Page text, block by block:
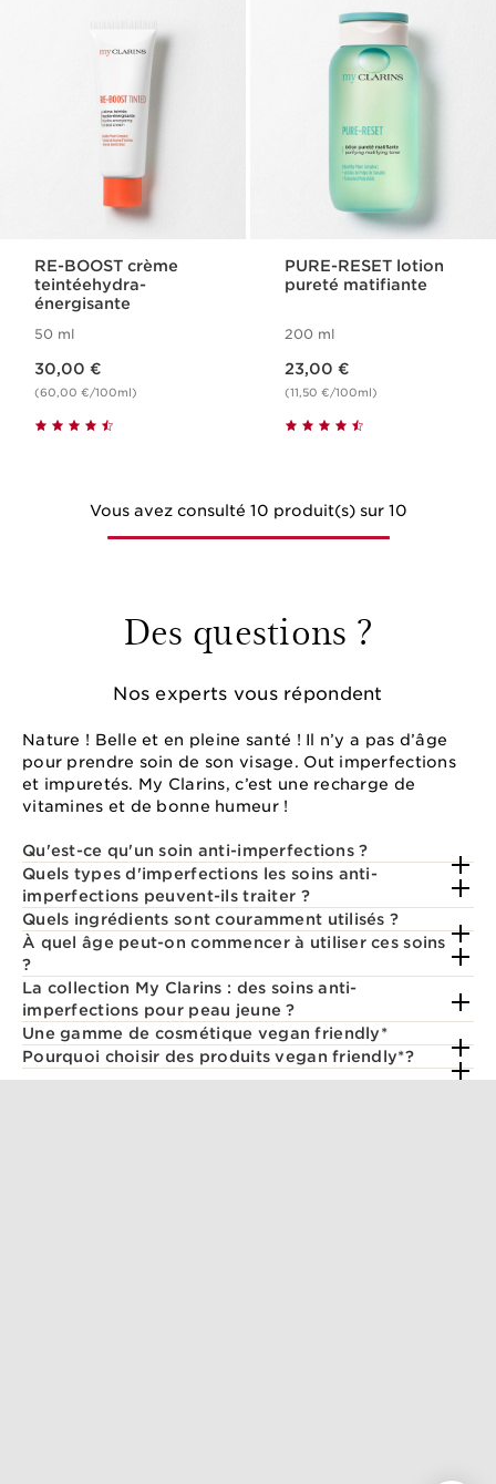
RE-BOOST crème
teintéehydra-
énergisante
50 ml
30,00 €
(60,00 €/100ml)
PURE-RESET lotion
pureté matifiante
200 ml
23,00 €
(11,50 €/100ml)
Vous avez consulté 10 produit(s) sur 10
Des questions ?
Nos experts vous répondent
Nature ! Belle et en pleine santé ! Il n’y a pas d’âge
pour prendre soin de son visage. Out imperfections
et impuretés. My Clarins, c’est une recharge de
vitamines et de bonne humeur !
Qu'est-ce qu'un soin anti-imperfections ?
Quels types d'imperfections les soins anti-
imperfections peuvent-ils traiter ?
Quels ingrédients sont couramment utilisés ?
À quel âge peut-on commencer à utiliser ces soins
?
La collection My Clarins : des soins anti-
imperfections pour peau jeune ?
Une gamme de cosmétique vegan friendly*
Pourquoi choisir des produits vegan friendly*?